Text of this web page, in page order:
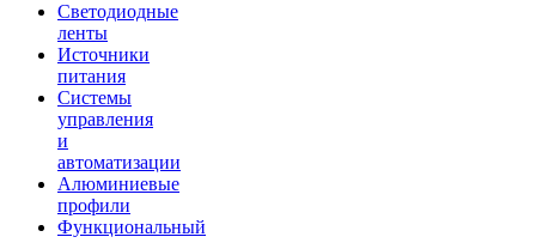
Светодиодные
ленты
Источники
питания
Системы
управления
и
автоматизации
Алюминиевые
профили
Функциональный